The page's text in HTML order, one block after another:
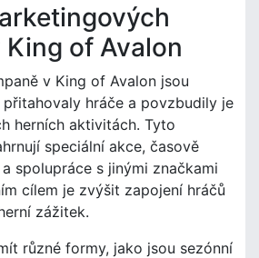
of Avalon
v King of Avalon jsou
hráče a povzbudily je
herních aktivitách. Tyto
speciální akce, časově
spolupráce s jinými značkami
cílem je zvýšit zapojení hráčů
zážitek.
různé formy, jako jsou sezónní